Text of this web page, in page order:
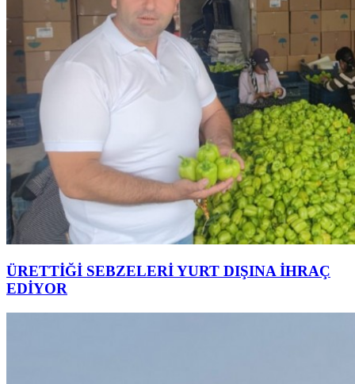
ÜRETTİĞİ SEBZELERİ YURT DIŞINA İHRAÇ
EDİYOR